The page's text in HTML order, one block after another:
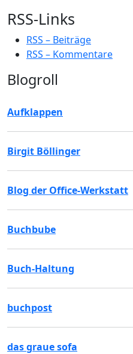
RSS-Links
RSS – Beiträge
RSS – Kommentare
Blogroll
Aufklappen
Birgit Böllinger
Blog der Office-Werkstatt
Buchbube
Buch-Haltung
buchpost
das graue sofa